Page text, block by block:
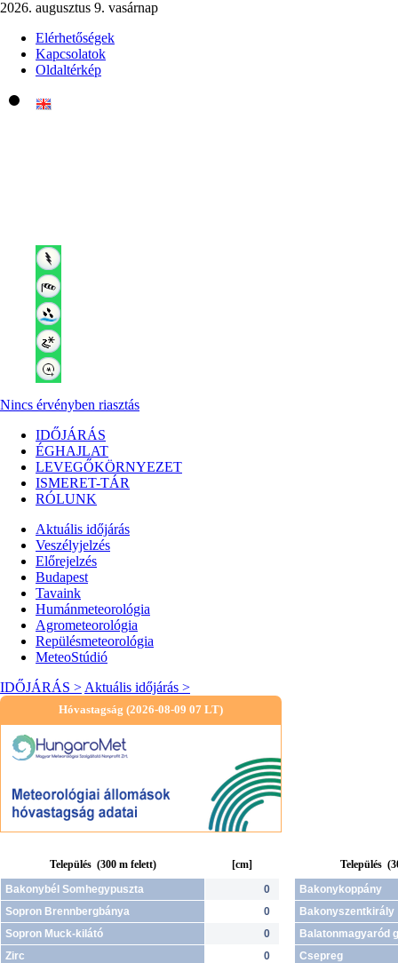
2026. augusztus 9. vasárnap
Elérhetőségek
Kapcsolatok
Oldaltérkép
Nincs érvényben riasztás
IDŐJÁRÁS
ÉGHAJLAT
LEVEGŐKÖRNYEZET
ISMERET-TÁR
RÓLUNK
Aktuális időjárás
Veszélyjelzés
Előrejelzés
Budapest
Tavaink
Humánmeteorológia
Agrometeorológia
Repülésmeteorológia
MeteoStúdió
IDŐJÁRÁS > Aktuális időjárás >
Hóvastagság (2026-08-09 07 LT)
Település (300 m felett)
[cm]
Bakonybél Somhegypuszta
0
Sopron Brennbergbánya
0
Sopron Muck-kilátó
0
Zirc
0
Település
Bakonykoppány
Bakonyszentkirály
Balatonmagyaród
Csepreg